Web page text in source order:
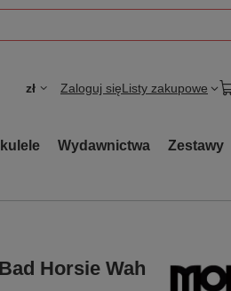
zł Zaloguj sięListy zakupowe
Wydawnictwa Zestawy
Horsie Wah